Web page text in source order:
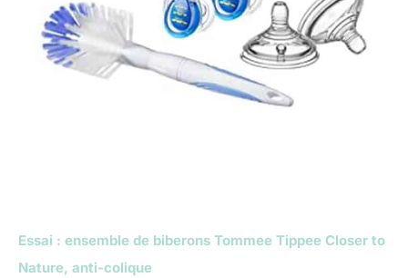
Essai : ensemble de biberons Tommee Tippee Closer to
Nature, anti-colique